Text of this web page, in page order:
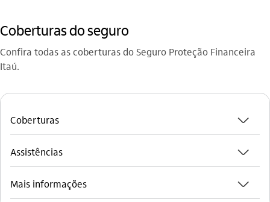
Coberturas do seguro
Confira todas as coberturas do Seguro Proteção Financeira
Itaú.
Coberturas seta_baixo
Assistências seta_baixo
Mais informações seta_baixo